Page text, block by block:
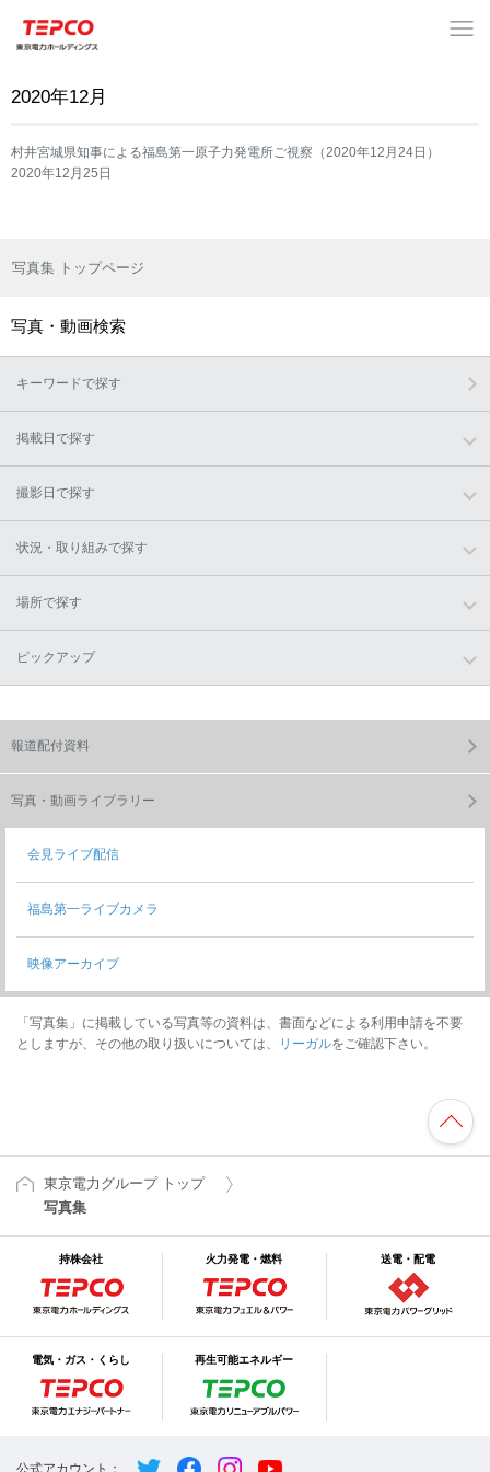
2020年12月
村井宮城県知事による福島第一原子力発電所ご視察（2020年12月24日）
2020年12月25日
写真集 トップページ
写真・動画検索
キーワードで探す
掲載日で探す
撮影日で探す
状況・取り組みで探す
場所で探す
ピックアップ
報道配付資料
写真・動画ライブラリー
会見ライブ配信
福島第一ライブカメラ
映像アーカイブ
「写真集」に掲載している写真等の資料は、書面などによる利用申請を不要
としますが、その他の取り扱いについては、
リーガルをご確認下さい。
東京電力グループ トップ
写真集
持株会社 火力発電・燃料 送電・配電
電気・ガス・くらし 再生可能エネルギー
公式アカウント：